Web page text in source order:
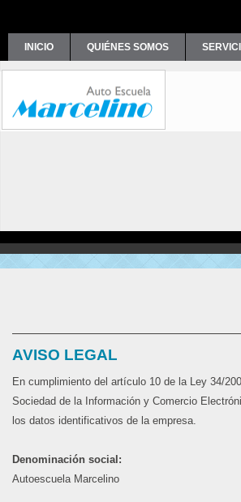
INICIO QUIÉNES SOMOS
AVISO LEGAL
En cumplimiento del artículo 10 de la Ley 34/
Sociedad de la Información y Comercio
los datos identificativos de la empresa.
Denominación social:
Autoescuela Marcelino